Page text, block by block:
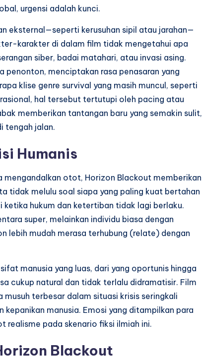
urgensi adalah kunci.
eksternal—seperti kerusuhan sipil atau jarahan—
karakter di dalam film tidak mengetahui apa
siber, badai matahari, atau invasi asing.
menciptakan rasa penasaran yang
klise genre survival yang masih muncul, seperti
hal tersebut tertutupi oleh pacing atau
memberikan tantangan baru yang semakin sulit,
tengah jalan.
Humanis
mengandalkan otot, Horizon Blackout memberikan
tidak melulu soal siapa yang paling kuat bertahan
hukum dan ketertiban tidak lagi berlaku.
super, melainkan individu biasa dengan
lebih mudah merasa terhubung (relate) dengan
manusia yang luas, dari yang oportunis hingga
cukup natural dan tidak terlalu didramatisir. Film
terbesar dalam situasi krisis seringkali
manusia. Emosi yang ditampilkan para
realisme pada skenario fiksi ilmiah ini.
Blackout